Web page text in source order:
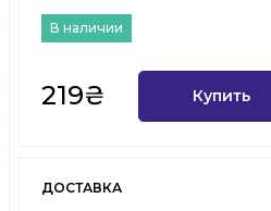
В наличии
219₴ Купить
ДОСТАВКА